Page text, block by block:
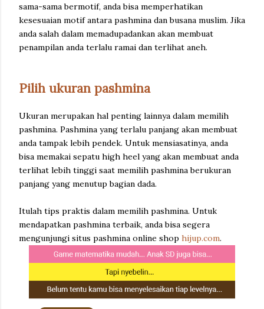
sama-sama bermotif, anda bisa memperhatikan
kesesuaian motif antara pashmina dan busana muslim. Jika
anda salah dalam memadupadankan akan membuat
penampilan anda terlalu ramai dan terlihat aneh.
Pilih ukuran pashmina
Ukuran merupakan hal penting lainnya dalam memilih
pashmina. Pashmina yang terlalu panjang akan membuat
anda tampak lebih pendek. Untuk mensiasatinya, anda
bisa memakai sepatu high heel yang akan membuat anda
terlihat lebih tinggi saat memilih pashmina berukuran
panjang yang menutup bagian dada.
Itulah tips praktis dalam memilih pashmina. Untuk
mendapatkan pashmina terbaik, anda bisa segera
mengunjungi situs pashmina online shop hijup.com.